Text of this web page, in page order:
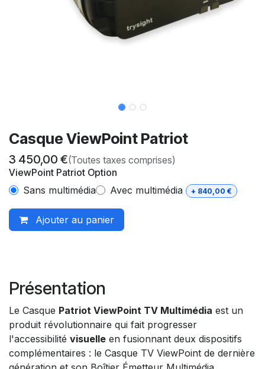
Casque ViewPoint Patriot
3 450,00 €(Toutes taxes comprises)
ViewPoint Patriot Option
Sans multimédia
Avec multimédia + 840,00 €
Ajouter au panier
Présentation
Le Casque Patriot ViewPoint TV Multimédia est un
produit révolutionnaire qui fait progresser
l'accessibilité visuelle en fusionnant deux dispositifs
complémentaires : le Casque TV ViewPoint de dernière